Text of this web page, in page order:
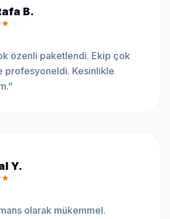
B.
özenli paketlendi. Ekip çok
profesyoneldi. Kesinlikle
”
Y.
olarak mükemmel.